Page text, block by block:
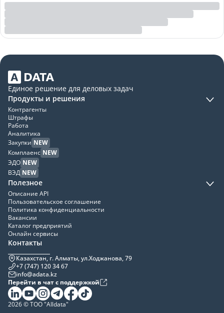
Единое решение для деловых задач
Продукты и решения
Контрагенты
Штрафы
Работа
Аналитика
Закупки NEW
Комплаенс NEW
ЭДО NEW
ВЭД NEW
Полезное
Описание API
Пользовательское соглашение
Политика конфиденциальности
Вакансии
Каталог предприятий
Онлайн сервисы
Контакты
Казахстан, г. Алматы, ул.Ходжанова, 79
+7 (747) 120 34 67
info@adata.kz
Перейти в чат с поддержкой
2026 © ТОО "Alldata"